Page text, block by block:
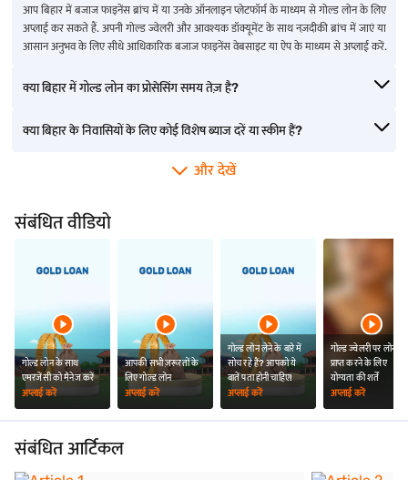
आप बिहार में बजाज फाइनेंस ब्रांच में या उनके ऑनलाइन प्लेटफॉर्म के माध्यम से गोल्ड लोन के लिए
अप्लाई कर सकते हैं. अपनी गोल्ड ज्वेलरी और आवश्यक डॉक्यूमेंट के साथ नज़दीकी ब्रांच में जाएं या
आसान अनुभव के लिए सीधे आधिकारिक बजाज फाइनेंस वेबसाइट या ऐप के माध्यम से अप्लाई करें.
क्या बिहार में गोल्ड लोन का प्रोसेसिंग समय तेज़ है?
क्या बिहार के निवासियों के लिए कोई विशेष ब्याज दरें या स्कीम हैं?
और देखें
संबंधित वीडियो
गोल्ड लोन के साथ
एमरजेंसी को मैनेज करें
अप्लाई करें
आपकी सभी ज़रूरतों के
लिए गोल्ड लोन
अप्लाई करें
गोल्ड लोन लेने के बारे में
सोच रहे हैं? आपको ये
बातें पता होनी चाहिए!
अप्लाई करें
गोल्ड ज्वेलरी पर लोन
प्राप्त करने के लिए
योग्यता की शर्तें
अप्लाई करें
संबंधित आर्टिकल